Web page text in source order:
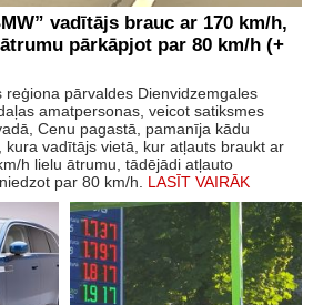
vadītājs brauc ar 170 km/h,
pārkāpjot par 80 km/h (+
reģiona pārvaldes Dienvidzemgales
amatpersonas, veicot satiksmes
Cenu pagastā, pamanīja kādu
kura vadītājs vietā, kur atļauts braukt ar
h lielu ātrumu, tādējādi atļauto
par 80 km/h. LASĪT VAIRĀK